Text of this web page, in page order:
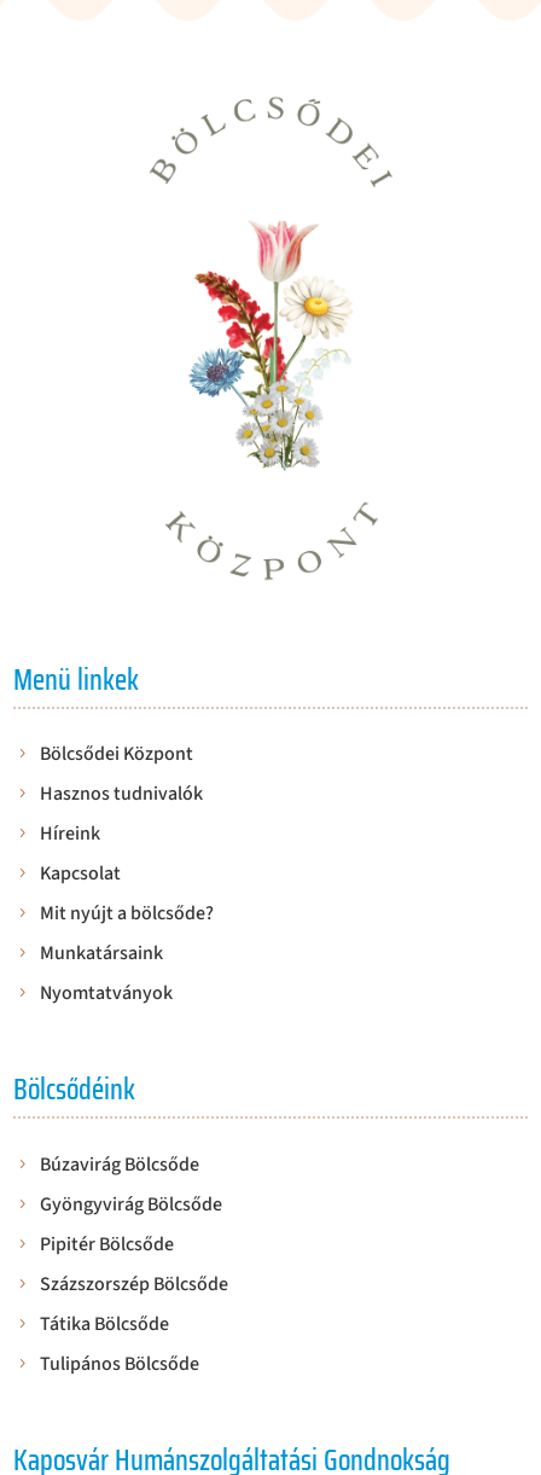
Menü linkek
Bölcsődei Központ
Hasznos tudnivalók
Híreink
Kapcsolat
Mit nyújt a bölcsőde?
Munkatársaink
Nyomtatványok
Bölcsődéink
Búzavirág Bölcsőde
Gyöngyvirág Bölcsőde
Pipitér Bölcsőde
Százszorszép Bölcsőde
Tátika Bölcsőde
Tulipános Bölcsőde
Kaposvár Humánszolgáltatási Gondnokság